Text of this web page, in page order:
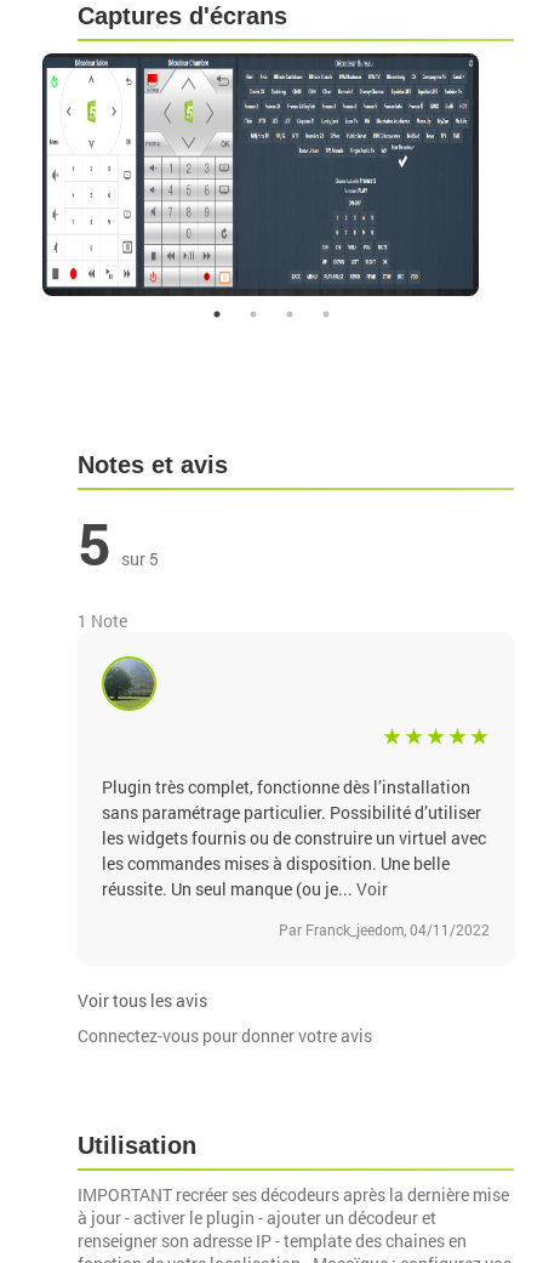
Captures d'écrans
Notes et avis
5 sur 5
1 Note
Plugin très complet, fonctionne dès l’installation
sans paramétrage particulier. Possibilité d’utiliser
les widgets fournis ou de construire un virtuel avec
les commandes mises à disposition. Une belle
réussite. Un seul manque (ou je...Voir
Par Franck_jeedom, 04/11/2022
Voir tous les avis
Connectez-vous pour donner votre avis
Utilisation
IMPORTANT recréer ses décodeurs après la dernière mise
à jour - activer le plugin - ajouter un décodeur et
renseigner son adresse IP - template des chaines en